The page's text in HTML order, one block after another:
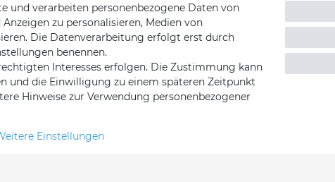
Mail:info@satshopping.de
Kopenhagenstr. 4
97424 Schweinfurt
und verarbeiten personenbezogene Daten von
zu personalisieren, Medien von
Die Datenverarbeitung erfolgt erst durch
benennen.
Interesses erfolgen. Die Zustimmung kann
und die Einwilligung zu einem späteren Zeitpunkt
Hinweise zur Verwendung personenbezogener
Einstellungen